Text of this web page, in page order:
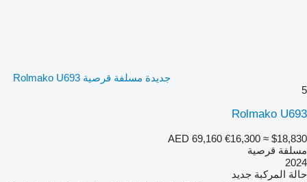
جديدة مسلفة قرصية Rolmako U693
5
Rolmako U693
AED 69,160 €16,300 ≈ $18,830
مسلفة قرصية
2024
حالة المركبة جديد